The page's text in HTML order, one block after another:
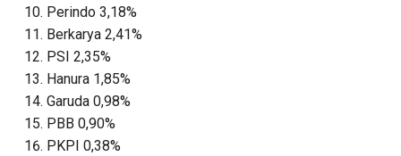
Perindo 3,18%
Berkarya 2,41%
PSI 2,35%
Hanura 1,85%
Garuda 0,98%
PBB 0,90%
PKPI 0,38%